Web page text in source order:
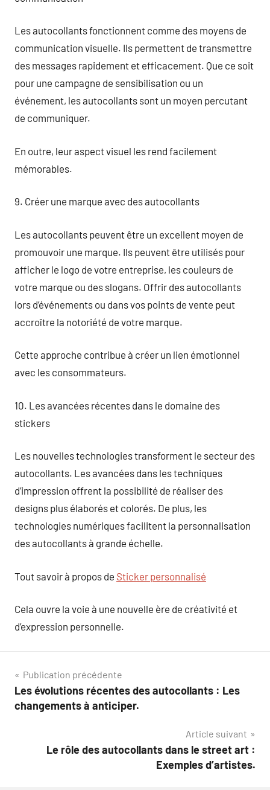
Les autocollants fonctionnent comme des moyens de
communication visuelle. Ils permettent de transmettre
des messages rapidement et efficacement. Que ce soit
pour une campagne de sensibilisation ou un
événement, les autocollants sont un moyen percutant
de communiquer.
En outre, leur aspect visuel les rend facilement
mémorables.
9. Créer une marque avec des autocollants
Les autocollants peuvent être un excellent moyen de
promouvoir une marque. Ils peuvent être utilisés pour
afficher le logo de votre entreprise, les couleurs de
votre marque ou des slogans. Offrir des autocollants
lors d’événements ou dans vos points de vente peut
accroître la notoriété de votre marque.
Cette approche contribue à créer un lien émotionnel
avec les consommateurs.
10. Les avancées récentes dans le domaine des
stickers
Les nouvelles technologies transforment le secteur des
autocollants. Les avancées dans les techniques
d’impression offrent la possibilité de réaliser des
designs plus élaborés et colorés. De plus, les
technologies numériques facilitent la personnalisation
des autocollants à grande échelle.
Tout savoir à propos de Sticker personnalisé
Cela ouvre la voie à une nouvelle ère de créativité et
d’expression personnelle.
Navigation
de
Publication précédente
Les évolutions récentes des autocollants : Les
changements à anticiper.
Article suivant
Le rôle des autocollants dans le street art :
Exemples d’artistes.